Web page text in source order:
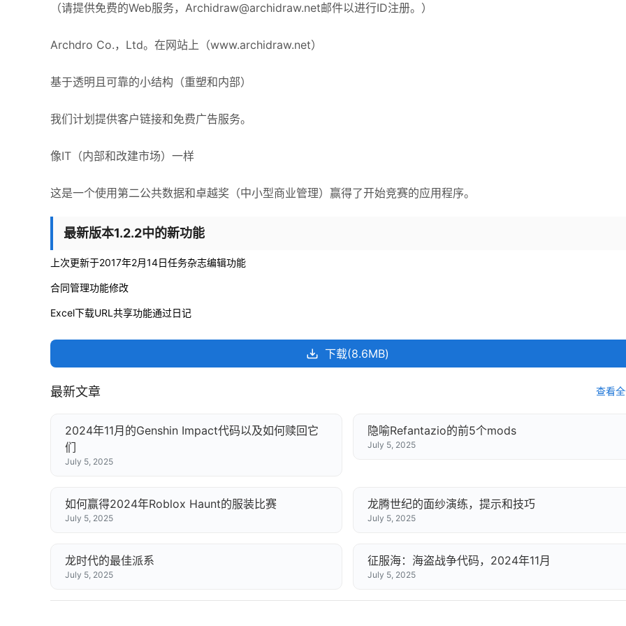
（请提供免费的Web服务， Archidraw@archidraw.net邮件以进行ID注册。）
Archdro Co.，Ltd。在网站上（www.archidraw.net）
基于透明且可靠的小结构（重塑和内部）
我们计划提供客户链接和免费广告服务。
像IT（内部和改建市场）一样
这是一个使用第二公共数据和卓越奖（中小型商业管理）赢得了开始竞赛的应用程序。
最新版本1.2.2中的新功能
上次更新于2017年2月14日任务杂志编辑功能
合同管理功能修改
Excel下载URL共享功能通过日记
下载(8.6MB)
最新文章 查看
2024年11月的Genshin Impact代码以及如何赎回它
们
July 5, 2025
隐喻Refantazio的前5个mods
July 5, 2025
如何赢得2024年Roblox Haunt的服装比赛
July 5, 2025
龙腾世纪的面纱演练，提示和技巧
July 5, 2025
龙时代的最佳派系
July 5, 2025
征服海：海盗战争代码，2024年11月
July 5, 2025